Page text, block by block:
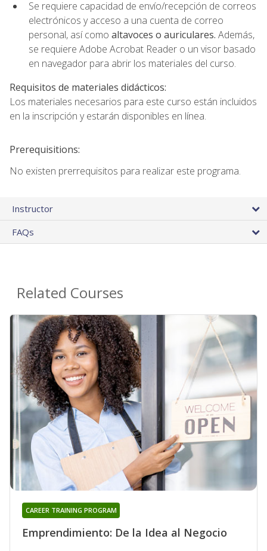
Se requiere capacidad de envío/recepción de correos
electrónicos y acceso a una cuenta de correo
personal, así como altavoces o auriculares. Además,
se requiere Adobe Acrobat Reader o un visor basado
en navegador para abrir los materiales del curso.
Requisitos de materiales didácticos:
Los materiales necesarios para este curso están incluidos
en la inscripción y estarán disponibles en línea.
Prerequisitions:
No existen prerrequisitos para realizar este programa.
Instructor
FAQs
Related Courses
Emprendimiento: De la Idea al Negocio
CAREER TRAINING PROGRAM